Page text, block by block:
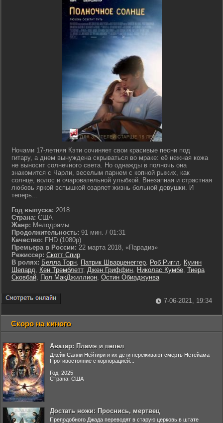
Ночами 17-летняя Кэти сочиняет свои красивые песни под
гитару, а днем вынуждена скрываться во мраке: её нежная кожа
не выносит солнечного света. Но однажды в полночь она
знакомится с Чарли, веселым парнем с копной рыжих, как
солнце, волос и очаровательной улыбкой. Внезапная и страстная
любовь яркой вспышкой озаряет жизнь больной девушки. И
теперь...
Год выпуска: 2018
Страна: США
Жанр: Мелодрамы
Продолжительность: 91 мин. / 01:31
Качество: FHD (1080p)
Премьера в России: 22 марта 2018, «Парадиз»
Режиссер: Скотт Спир
В ролях: Белла Торн, Патрик Шварценеггер, Роб Риггл, Куинн
Шепард, Кен Тремблетт, Джен Гриффин, Николас Кумбе, Тиера
Сковбай, Пол МакДжиллион, Остин Обиаджунва
7-06-2021, 19:34
Скоро на киного
Аватар: Пламя и пепел
Джейк Салли Нейтири и их дети переживают смерть Нетейама
Противостояние с корпорацией...
Год: 2025
Страна: США
Достать ножи: Проснись, мертвец
Преподобного Джада переводят в старую церковь в штате